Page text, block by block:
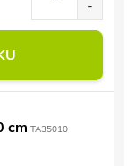
cm TA35010